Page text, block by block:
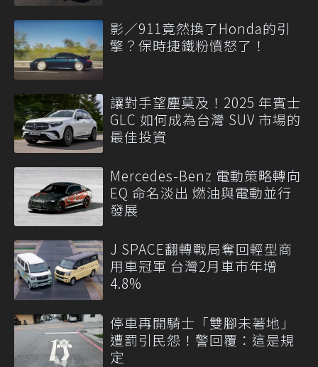
影／911竟然換了Honda的引
擎？保時捷鐵粉憤怒了！
讓對手望塵莫及！2025 年賓士
GLC 如何成為台灣 SUV 市場的
最佳投資
Mercedes-Benz 電動策略轉向
EQ 命名淡出 燃油與電動並行
發展
J SPACE翻轉戰局奪回輕型商
用車冠軍 台灣2月車市年增
4.8%
停車再開騎士「雙腳未著地」
遭罰引民怨！警回覆：這是規
定